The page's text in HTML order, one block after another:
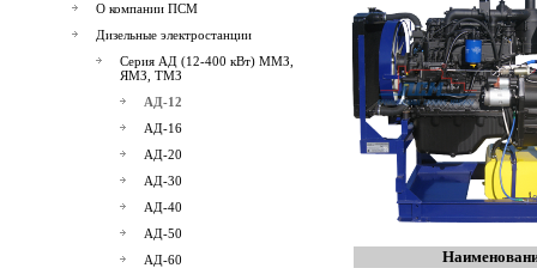
О компании ПСМ
Дизельные электростанции
Серия АД (12-400 кВт) ММЗ,
ЯМЗ, ТМЗ
АД-12
АД-16
АД-20
АД-30
АД-40
АД-50
АД-60